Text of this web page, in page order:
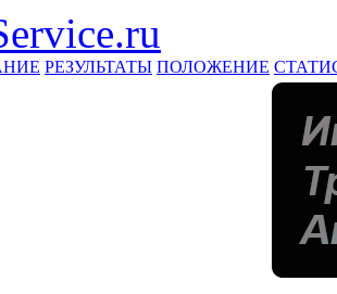
РЕЗУЛЬТАТЫ ПОЛОЖЕНИЕ